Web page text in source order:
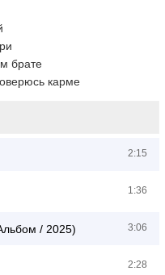
брате
карме
2:15
1:36
/ 2025) 3:06
2:28